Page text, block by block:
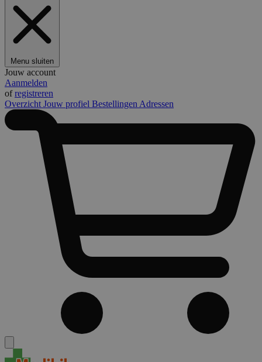
Menu sluiten
Jouw account
Aanmelden
ofregistreren
Overzicht Jouw profiel Bestellingen Adressen